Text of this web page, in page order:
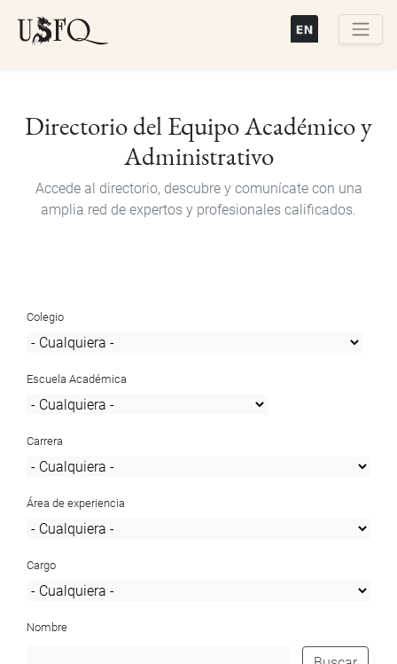
Directorio del Equipo Académico y
Administrativo
Accede al directorio, descubre y comunícate con una
amplia red de expertos y profesionales calificados.
Colegio
Escuela Académica
Carrera
Área de experiencia
Cargo
Nombre